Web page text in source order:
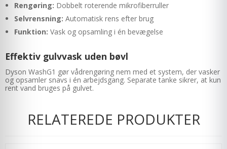
Rengøring: Dobbelt roterende mikrofiberruller
Selvrensning: Automatisk rens efter brug
Funktion: Vask og opsamling i én bevægelse
Effektiv gulvvask uden bøvl
Dyson WashG1 gør vådrengøring nem med et system, der vasker
og opsamler snavs i én arbejdsgang. Separate tanke sikrer, at kun
rent vand bruges på gulvet.
RELATEREDE PRODUKTER